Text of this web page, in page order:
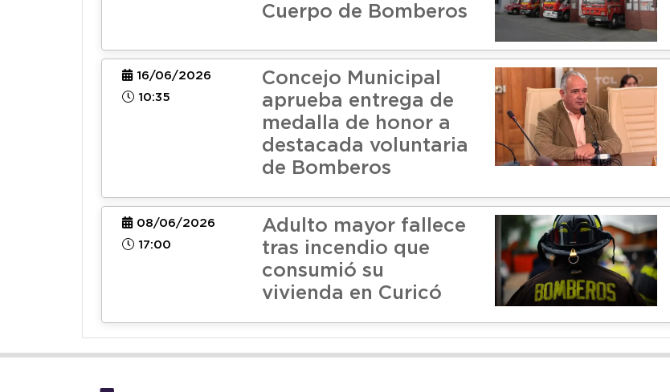
Cuerpo de Bomberos
16/06/2026
10:35
Concejo Municipal
aprueba entrega de
medalla de honor a
destacada voluntaria
de Bomberos
08/06/2026
17:00
Adulto mayor fallece
tras incendio que
consumió su
vivienda en Curicó